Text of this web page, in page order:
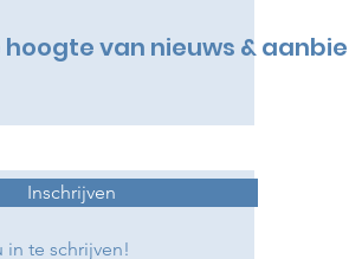
hoogte van nieuws &
Inschrijven
in te schrijven!